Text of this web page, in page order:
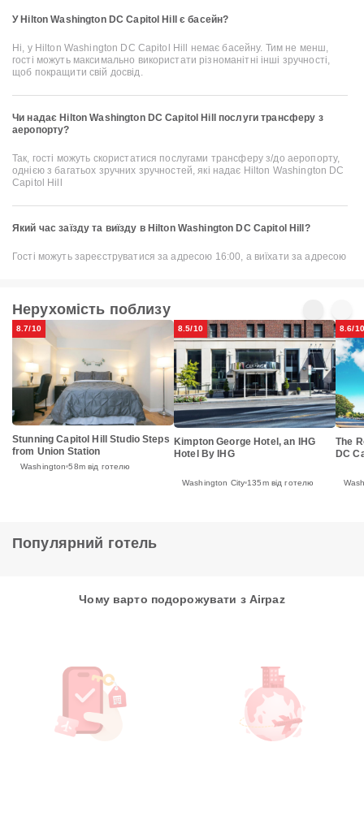
У Hilton Washington DC Capitol Hill є басейн?
Ні, у Hilton Washington DC Capitol Hill немає басейну. Тим не менш,
гості можуть максимально використати різноманітні інші зручності,
щоб покращити свій досвід.
Чи надає Hilton Washington DC Capitol Hill послуги трансферу з
аеропорту?
Так, гості можуть скористатися послугами трансферу з/до аеропорту,
однією з багатьох зручних зручностей, які надає Hilton Washington DC
Capitol Hill
Який час заїзду та виїзду в Hilton Washington DC Capitol Hill?
Гості можуть зареєструватися за адресою 16:00, а виїхати за адресою
Нерухомість поблизу
8.7/10
Stunning Capitol Hill Studio Steps
from Union Station
Washington 58m від готелю
8.5/10
Kimpton George Hotel, an IHG
Hotel By IHG
Washington City 135m від готелю
8.6/10
The
DC
Популярний готель
Чому варто подорожувати з Airpaz